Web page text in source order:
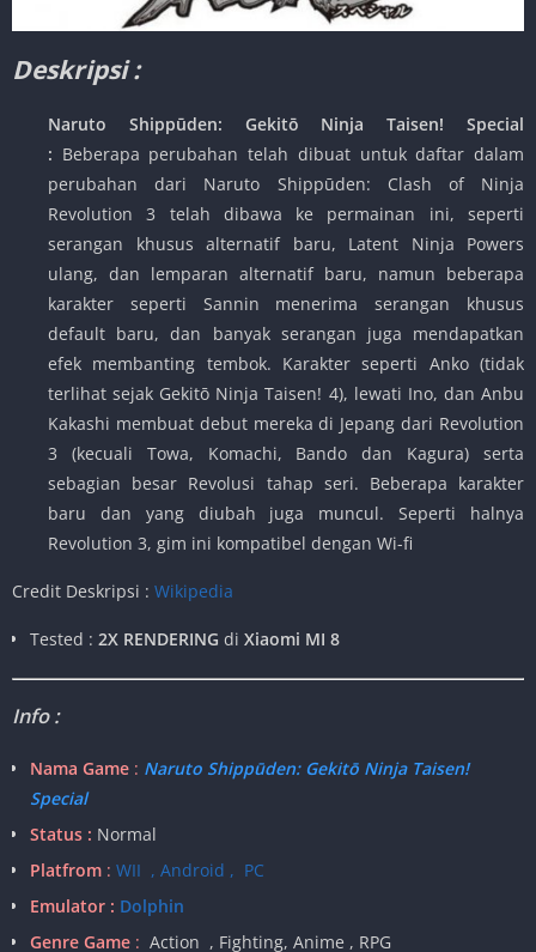
Deskripsi :
Naruto Shippūden: Gekitō Ninja Taisen! Special
: Beberapa perubahan telah dibuat untuk daftar dalam
perubahan dari Naruto Shippūden: Clash of Ninja
Revolution 3 telah dibawa ke permainan ini, seperti
serangan khusus alternatif baru, Latent Ninja Powers
ulang, dan lemparan alternatif baru, namun beberapa
karakter seperti Sannin menerima serangan khusus
default baru, dan banyak serangan juga mendapatkan
efek membanting tembok. Karakter seperti Anko (tidak
terlihat sejak Gekitō Ninja Taisen! 4), lewati Ino, dan Anbu
Kakashi membuat debut mereka di Jepang dari Revolution
3 (kecuali Towa, Komachi, Bando dan Kagura) serta
sebagian besar Revolusi tahap seri. Beberapa karakter
baru dan yang diubah juga muncul. Seperti halnya
Revolution 3, gim ini kompatibel dengan Wi-fi
Credit Deskripsi : Wikipedia
Tested : 2X RENDERING di Xiaomi MI 8
Info :
Nama Game : Naruto Shippūden: Gekitō Ninja Taisen!
Special
Status : Normal
Platfrom : WII , Android , PC
Emulator : Dolphin
Genre Game : Action , Fighting, Anime , RPG